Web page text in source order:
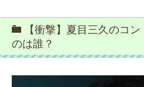
【衝撃】夏目三久のコ
のは誰？